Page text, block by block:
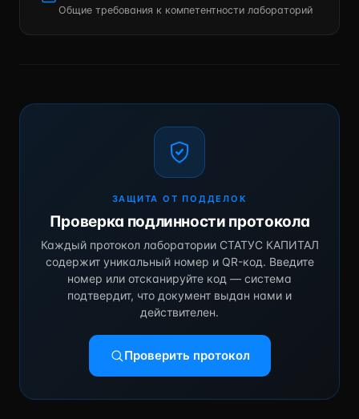
Общие требования к компетентности лабораторий
ЗАЩИТА ОТ ПОДДЕЛОК
Проверка подлинности протокола
Каждый протокол лаборатории СТАТУС КАПИТАЛ
содержит уникальный номер и QR-код. Введите
номер или отсканируйте код — система
подтвердит, что документ выдан нами и
действителен.
Проверить протокол